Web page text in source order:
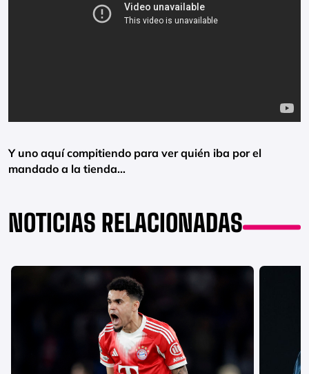
Y uno aquí compitiendo para ver quién iba por el
mandado a la tienda…
NOTICIAS RELACIONADAS